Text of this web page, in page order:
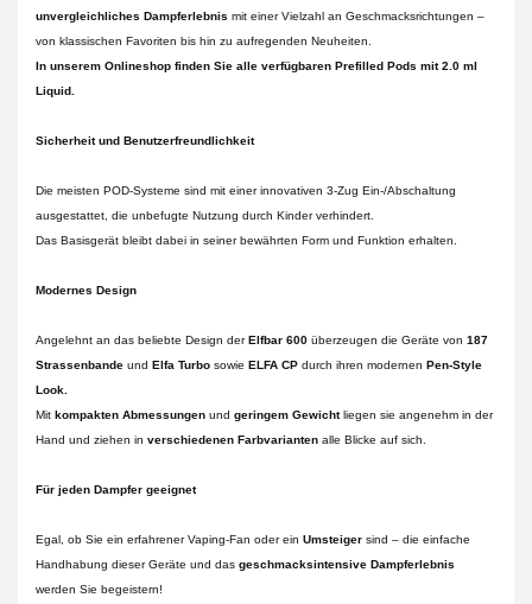
unvergleichliches Dampferlebnis mit einer Vielzahl an Geschmacksrichtungen –
von klassischen Favoriten bis hin zu aufregenden Neuheiten.
In unserem Onlineshop finden Sie alle verfügbaren Prefilled Pods mit 2.0 ml
Liquid.
Sicherheit und Benutzerfreundlichkeit
Die meisten POD-Systeme sind mit einer innovativen 3-Zug Ein-/Abschaltung
ausgestattet, die unbefugte Nutzung durch Kinder verhindert.
Das Basisgerät bleibt dabei in seiner bewährten Form und Funktion erhalten.
Modernes Design
Angelehnt an das beliebte Design derElfbar 600 überzeugen die Geräte von 187
Strassenbande und Elfa Turbo sowie ELFA CP durch ihren modernen Pen-Style
Look.
Mit kompakten Abmessungen und geringem Gewichtliegen sie angenehm in der
Hand und ziehen in verschiedenen Farbvarianten alle Blicke auf sich.
Für jeden Dampfer geeignet
Egal, ob Sie ein erfahrener Vaping-Fan oder ein Umsteiger sind – die einfache
Handhabung dieser Geräte und das geschmacksintensive Dampferlebnis
werden Sie begeistern!